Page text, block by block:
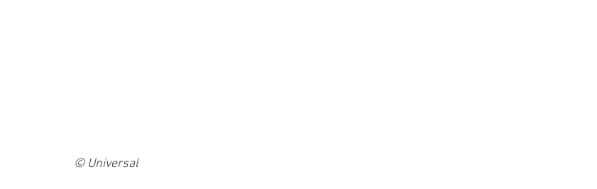
© Universal